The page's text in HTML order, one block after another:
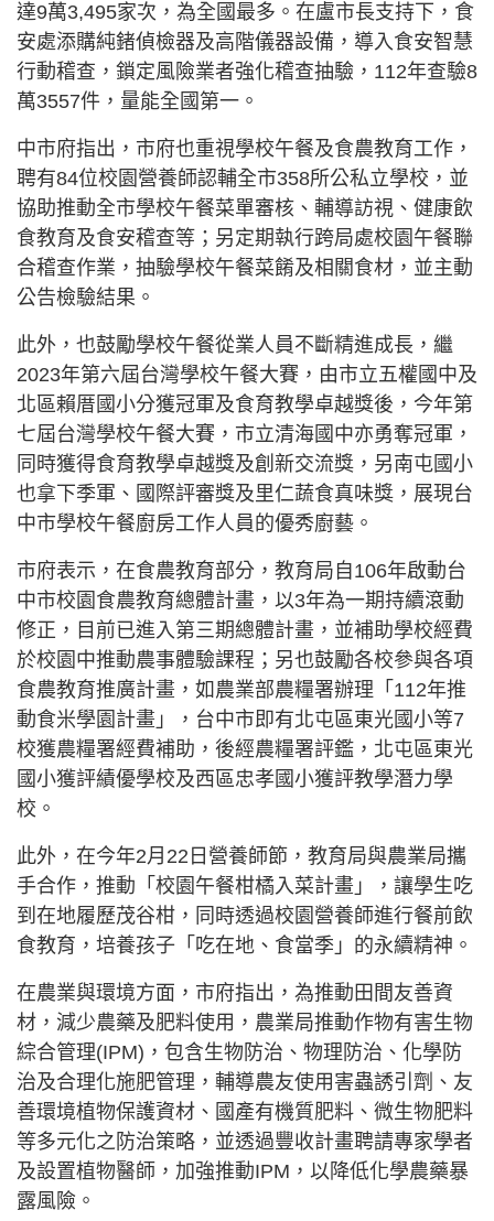
達9萬3,495家次，為全國最多。在盧市長支持下，食
安處添購純鍺偵檢器及高階儀器設備，導入食安智慧
行動稽查，鎖定風險業者強化稽查抽驗，112年查驗8
萬3557件，量能全國第一。
中市府指出，市府也重視學校午餐及食農教育工作，
聘有84位校園營養師認輔全市358所公私立學校，並
協助推動全市學校午餐菜單審核、輔導訪視、健康飲
食教育及食安稽查等；另定期執行跨局處校園午餐聯
合稽查作業，抽驗學校午餐菜餚及相關食材，並主動
公告檢驗結果。
此外，也鼓勵學校午餐從業人員不斷精進成長，繼
2023年第六屆台灣學校午餐大賽，由市立五權國中及
北區賴厝國小分獲冠軍及食育教學卓越獎後，今年第
七屆台灣學校午餐大賽，市立清海國中亦勇奪冠軍，
同時獲得食育教學卓越獎及創新交流獎，另南屯國小
也拿下季軍、國際評審獎及里仁蔬食真味獎，展現台
中市學校午餐廚房工作人員的優秀廚藝。
市府表示，在食農教育部分，教育局自106年啟動台
中市校園食農教育總體計畫，以3年為一期持續滾動
修正，目前已進入第三期總體計畫，並補助學校經費
於校園中推動農事體驗課程；另也鼓勵各校參與各項
食農教育推廣計畫，如農業部農糧署辦理「112年推
動食米學園計畫」，台中市即有北屯區東光國小等7
校獲農糧署經費補助，後經農糧署評鑑，北屯區東光
國小獲評績優學校及西區忠孝國小獲評教學潛力學
校。
此外，在今年2月22日營養師節，教育局與農業局攜
手合作，推動「校園午餐柑橘入菜計畫」，讓學生吃
到在地履歷茂谷柑，同時透過校園營養師進行餐前飲
食教育，培養孩子「吃在地、食當季」的永續精神。
在農業與環境方面，市府指出，為推動田間友善資
材，減少農藥及肥料使用，農業局推動作物有害生物
綜合管理(IPM)，包含生物防治、物理防治、化學防
治及合理化施肥管理，輔導農友使用害蟲誘引劑、友
善環境植物保護資材、國產有機質肥料、微生物肥料
等多元化之防治策略，並透過豐收計畫聘請專家學者
及設置植物醫師，加強推動IPM，以降低化學農藥暴
露風險。